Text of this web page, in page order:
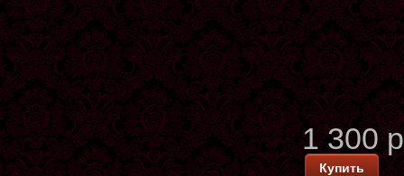
1 300
Купить